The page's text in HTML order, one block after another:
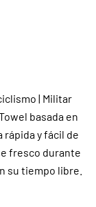
| Militar
basada en
y fácil de
fresco durante
su tiempo libre.